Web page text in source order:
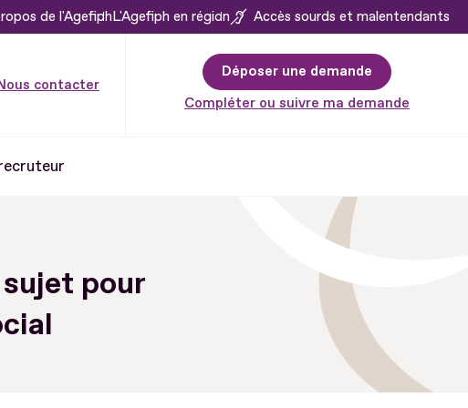
de l'AgefiphL'Agefiph en région Accès sourds et malentendants
contacter
Déposer une demande
Compléter ou suivre ma demande
pour